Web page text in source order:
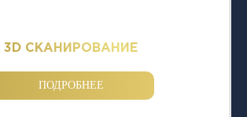
3D СКАНИРОВАНИЕ
ПОДРОБНЕЕ